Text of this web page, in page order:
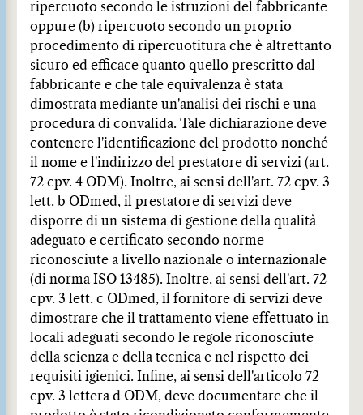
ripercuoto secondo le istruzioni del fabbricante
oppure (b) ripercuoto secondo un proprio
procedimento di ripercuotitura che è altrettanto
sicuro ed efficace quanto quello prescritto dal
fabbricante e che tale equivalenza è stata
dimostrata mediante un'analisi dei rischi e una
procedura di convalida. Tale dichiarazione deve
contenere l'identificazione del prodotto nonché
il nome e l'indirizzo del prestatore di servizi (art.
72 cpv. 4 ODM). Inoltre, ai sensi dell'art. 72 cpv. 3
lett. b ODmed, il prestatore di servizi deve
disporre di un sistema di gestione della qualità
adeguato e certificato secondo norme
riconosciute a livello nazionale o internazionale
(di norma ISO 13485). Inoltre, ai sensi dell'art. 72
cpv. 3 lett. c ODmed, il fornitore di servizi deve
dimostrare che il trattamento viene effettuato in
locali adeguati secondo le regole riconosciute
della scienza e della tecnica e nel rispetto dei
requisiti igienici. Infine, ai sensi dell'articolo 72
cpv. 3 lettera d ODM, deve documentare che il